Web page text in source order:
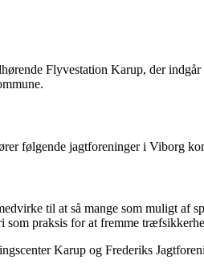
Flyvestation Karup, der
følgende jagtforeninger i Viborg
til at så mange som muligt af
praksis for at fremme
Karup og Frederiks